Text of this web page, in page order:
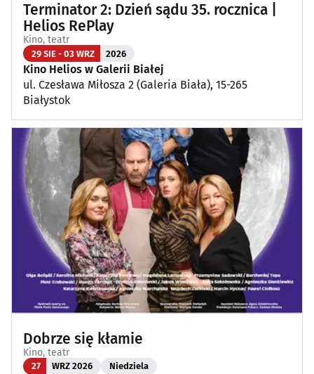
Terminator 2: Dzień sądu 35. rocznica |
Helios RePlay
Kino, teatr
29 SIE - 03 WRZ 2026
Kino Helios w Galerii Białej
ul. Czesława Miłosza 2 (Galeria Biała), 15-265
Białystok
Dobrze się kłamie
Kino, teatr
27 WRZ 2026 Niedziela